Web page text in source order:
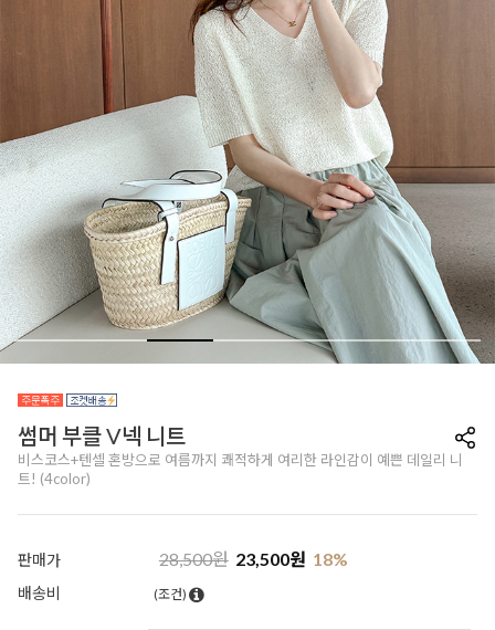
썸머 부클 V넥 니트
비스코스+텐셀 혼방으로 여름까지 쾌적하게 여리한 라인감이 예쁜 데일리 니
트! (4color)
판매가 28,500원 23,500원 18%
배송비 (조건)